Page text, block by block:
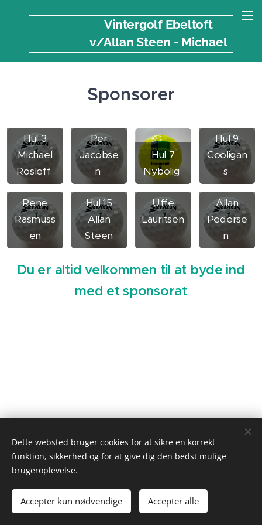
Vintergolf Ebeltoft
v/Allan Steen - Michael
Rosleff
Sponsorer
Hul 3
Michael
Rosleff
Per
Jacobse
n
Hul 7
Nybolig
Hul 9
Cooligan
s
Hul 11
Rene
Rasmuss
en
Hul 15
Allan
Steen
Hul 17
Uffe
Lauritsen
Hjemmes
iden
Allan
Pederse
n
Du er altid velkommen til at byde ind
med et sponsorat
© 2023 Alle rettigheder forbeholdes
Webmaster: Allan Pedersen
Cookies
Dette websted bruger cookies for at sikre en korrekt
funktion, sikkerhed og for at give dig den bedst mulige
brugeroplevelse.
Accepter kun nødvendige Accepter alle